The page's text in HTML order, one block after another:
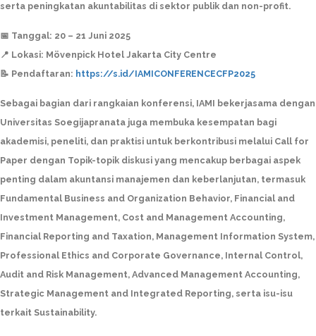
serta peningkatan akuntabilitas di sektor publik dan non-profit.
📅 Tanggal: 20 – 21 Juni 2025
📍 Lokasi: Mövenpick Hotel Jakarta City Centre
📝 Pendaftaran: https://s.id/IAMICONFERENCECFP2025
Sebagai bagian dari rangkaian konferensi, IAMI bekerjasama dengan
Universitas Soegijapranata juga membuka kesempatan bagi
akademisi, peneliti, dan praktisi untuk berkontribusi melalui Call for
Paper dengan Topik-topik diskusi yang mencakup berbagai aspek
penting dalam akuntansi manajemen dan keberlanjutan, termasuk
Fundamental Business and Organization Behavior, Financial and
Investment Management, Cost and Management Accounting,
Financial Reporting and Taxation, Management Information System,
Professional Ethics and Corporate Governance, Internal Control,
Audit and Risk Management, Advanced Management Accounting,
Strategic Management and Integrated Reporting, serta isu-isu
terkait Sustainability.